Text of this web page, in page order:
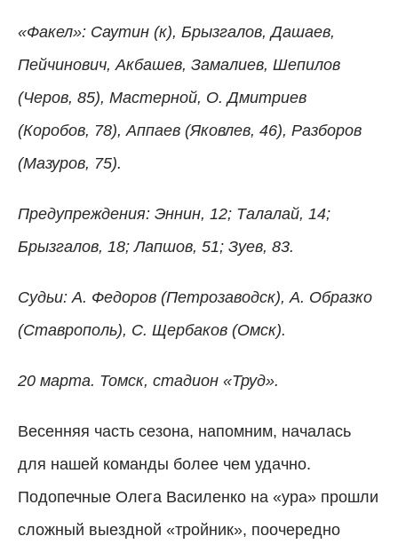
«Факел»: Саутин (к), Брызгалов, Дашаев,
Пейчинович, Акбашев, Замалиев, Шепилов
(Черов, 85), Мастерной, О. Дмитриев
(Коробов, 78), Аппаев (Яковлев, 46), Разборов
(Мазуров, 75).
Предупреждения: Эннин, 12; Талалай, 14;
Брызгалов, 18; Лапшов, 51; Зуев, 83.
Судьи: А. Федоров (Петрозаводск), А. Образко
(Ставрополь), С. Щербаков (Омск).
20 марта. Томск, стадион «Труд».
Весенняя часть сезона, напомним, началась
для нашей команды более чем удачно.
Подопечные Олега Василенко на «ура» прошли
сложный выездной «тройник», поочередно